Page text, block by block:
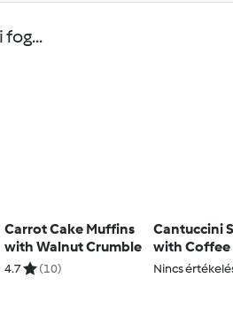
fog...
Carrot Cake Muffins
with Walnut Crumble
4.7 (10)
Cantuccini
with Coffee
Nincs